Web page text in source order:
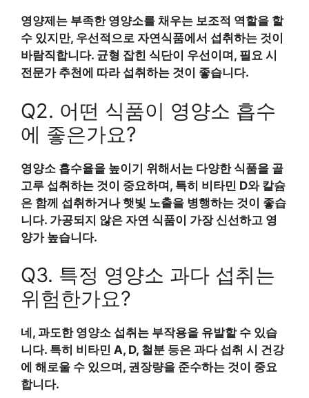
영양제는 부족한 영양소를 채우는 보조적 역할을 할
수 있지만, 우선적으로 자연식품에서 섭취하는 것이
바람직합니다. 균형 잡힌 식단이 우선이며, 필요 시
전문가 추천에 따라 섭취하는 것이 좋습니다.
Q2. 어떤 식품이 영양소 흡수
에 좋은가요?
영양소 흡수율을 높이기 위해서는 다양한 식품을 골
고루 섭취하는 것이 중요하며, 특히 비타민 D와 칼슘
은 함께 섭취하거나 햇빛 노출을 병행하는 것이 좋습
니다. 가공되지 않은 자연 식품이 가장 신선하고 영
양가 높습니다.
Q3. 특정 영양소 과다 섭취는
위험한가요?
네, 과도한 영양소 섭취는 부작용을 유발할 수 있습
니다. 특히 비타민 A, D, 철분 등은 과다 섭취 시 건강
에 해로울 수 있으며, 권장량을 준수하는 것이 중요
합니다.